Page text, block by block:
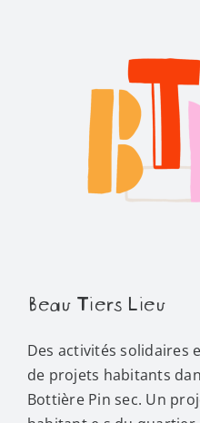
Beau Tiers Lieu
Des activités solidaires
de projets habitants
Bottière Pin sec. Un